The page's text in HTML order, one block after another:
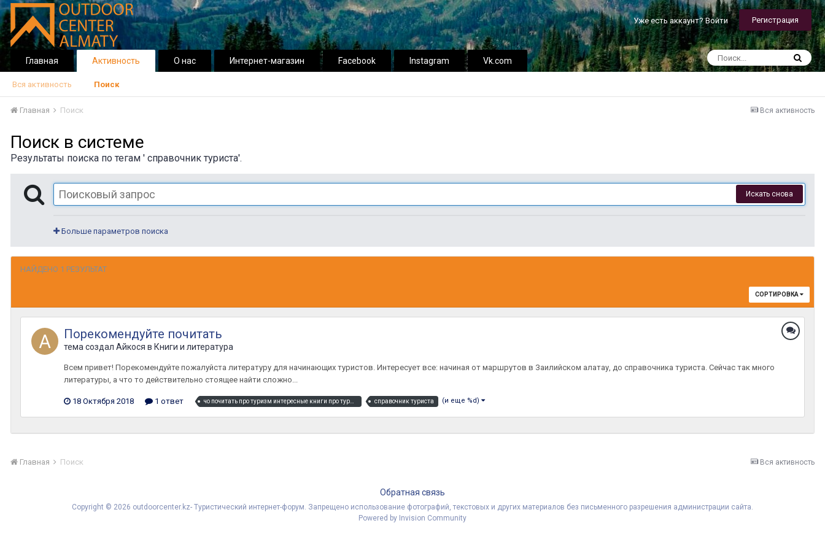
Уже есть аккаунт? Войти Регистрация
Главная Активность
Вся активность Поиск
О нас Интернет-магазин Facebook Instagram Vk.com
Вся активность
Главная Поиск
Поиск в системе
Результаты поиска по тегам ' справочник туриста'.
Искать снова
Больше параметров поиска
НАЙДЕНО 1 РЕЗУЛЬТАТ
СОРТИРОВКА
Порекомендуйте почитать
тема создал Айкося в Книги и литература
Всем привет! Порекомендуйте пожалуйста литературу для начинающих туристов. Интересует все: начиная от маршрутов в Заилийском алатау, до справочника туриста. Сейчас так много
литературы, а что то действительно стоящее найти сложно...
18 Октября 2018 1 ответ чо почитать про туризм интересные книги про туризм справочник туриста (и еще %d)
Вся активность
Главная Поиск
Обратная связь
Copyright © 2026 outdoorcenter.kz- Туристический интернет-форум. Запрещено использование фотографий, текстовых и других материалов без письменного разрешения администрации сайта.
Powered by Invision Community